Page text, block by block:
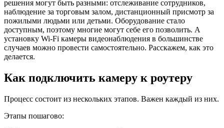
решения могут быть разными: отслеживание сотрудников,
наблюдение за торговым залом, дистанционный присмотр за
пожилыми людьми или детьми. Оборудование стало
доступным, поэтому многие могут себе его позволить. А
установку Wi-Fi камеры видеонаблюдения в большинстве
случаев можно провести самостоятельно. Расскажем, как это
делается.
Как подключить камеру к роутеру
Процесс состоит из нескольких этапов. Важен каждый из них.
Этапы пошагово: